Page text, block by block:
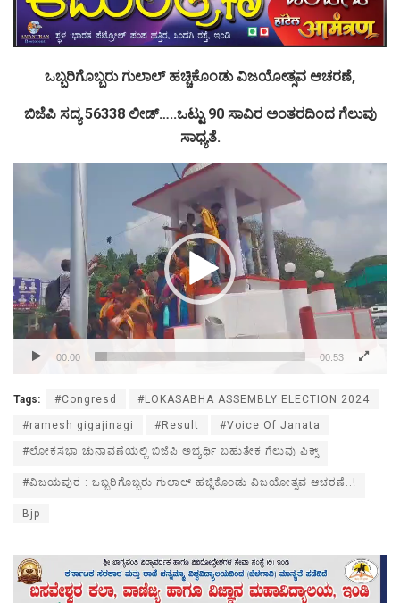
ಒಬ್ಬರಿಗೊಬ್ಬರು ಗುಲಾಲ್ ಹಚ್ಚಿಕೊಂಡು ವಿಜಯೋತ್ಸವ ಆಚರಣೆ,
ಬಿಜೆಪಿ ಸದ್ಯ 56338 ಲೀಡ್…..ಒಟ್ಟು 90 ಸಾವಿರ ಅಂತರದಿಂದ ಗೆಲುವು
ಸಾಧ್ಯತೆ.
00:00 00:53
Tags: #Congresd #LOKASABHA ASSEMBLY ELECTION 2024
#ramesh gigajinagi #Result #Voice Of Janata
#ಲೋಕಸಭಾ ಚುನಾವಣೆಯಲ್ಲಿ ಬಿಜೆಪಿ ಅಭ್ಯರ್ಥಿ ಬಹುತೇಕ ಗೆಲುವು ಫಿಕ್ಸ್
#ವಿಜಯಪುರ : ಒಬ್ಬರಿಗೊಬ್ಬರು ಗುಲಾಲ್ ಹಚ್ಚಿಕೊಂಡು ವಿಜಯೋತ್ಸವ ಆಚರಣೆ..!
Bjp